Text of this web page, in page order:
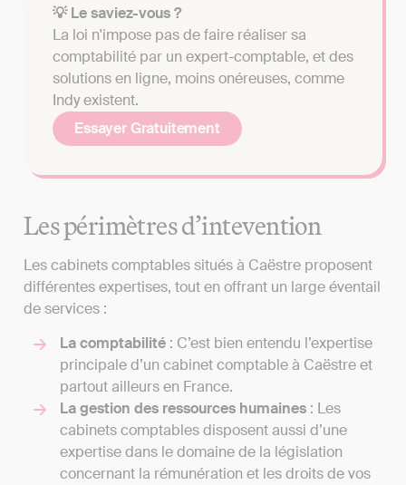
💡 Le saviez-vous ?
La loi n'impose pas de faire réaliser sa
comptabilité par un expert-comptable, et des
solutions en ligne, moins onéreuses, comme
Indy existent.
Essayer Gratuitement
Les périmètres d’intevention
Les cabinets comptables situés à Caëstre proposent
différentes expertises, tout en offrant un large éventail
de services :
La comptabilité : C’est bien entendu l’expertise
principale d’un cabinet comptable à Caëstre et
partout ailleurs en France.
La gestion des ressources humaines : Les
cabinets comptables disposent aussi d’une
expertise dans le domaine de la législation
concernant la rémunération et les droits de vos